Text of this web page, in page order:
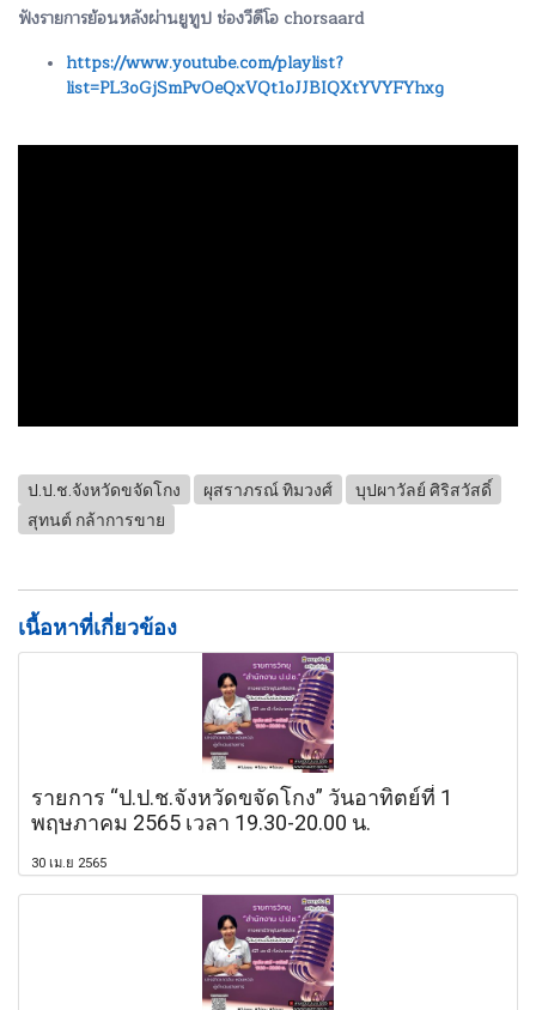
ฟังรายการย้อนหลังผ่านยูทูป ช่องวีดีโอ chorsaard
https://www.youtube.com/playlist?
list=PL3oGjSmPvOeQxVQt1oJJBIQXtYVYFYhxg
ป.ป.ช.จังหวัดขจัดโกง ผุสราภรณ์ ทิมวงศ์
บุปผาวัลย์ ศิริสวัสดิ์
สุทนต์ กล้าการขาย
เนื้อหาที่เกี่ยวข้อง
รายการ “ป.ป.ช.จังหวัดขจัดโกง” วันอาทิตย์ที่ 1
พฤษภาคม 2565 เวลา 19.30-20.00 น.
30 เม.ย 2565